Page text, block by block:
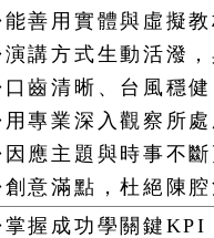
善用實體與虛擬
講方式生動活潑
齒清晰、台風穩
專業深入觀察所
應主題與時事不
意滿點，杜絕陳
握成功學關鍵KPI